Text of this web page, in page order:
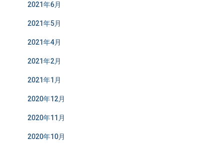
2021年6月
2021年5月
2021年4月
2021年2月
2021年1月
2020年12月
2020年11月
2020年10月